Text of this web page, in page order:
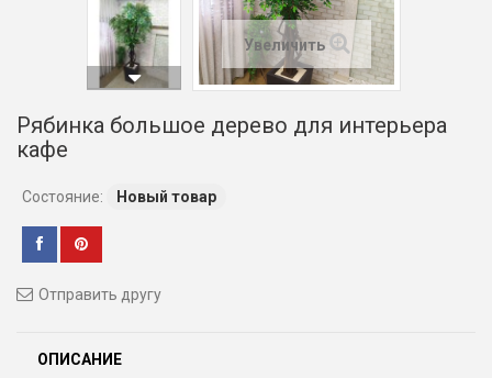
Увеличить
Рябинка большое дерево для интерьера
кафе
Состояние: Новый товар
Отправить другу
ОПИСАНИЕ